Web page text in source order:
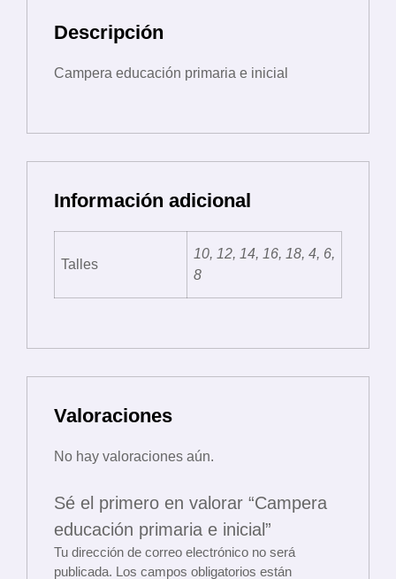
Descripción
Campera educación primaria e inicial
Información adicional
Talles
10, 12, 14, 16, 18, 4, 6,
8
Valoraciones
No hay valoraciones aún.
Sé el primero en valorar “Campera
educación primaria e inicial”
Tu dirección de correo electrónico no será
publicada. Los campos obligatorios están